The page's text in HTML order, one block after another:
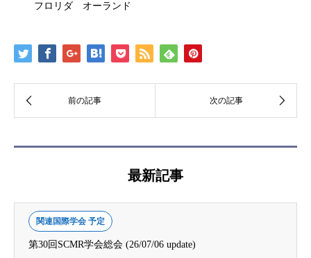
フロリダ オーランド
最新記事
関連国際学会 予定
第30回SCMR学会総会 (26/07/06 update)